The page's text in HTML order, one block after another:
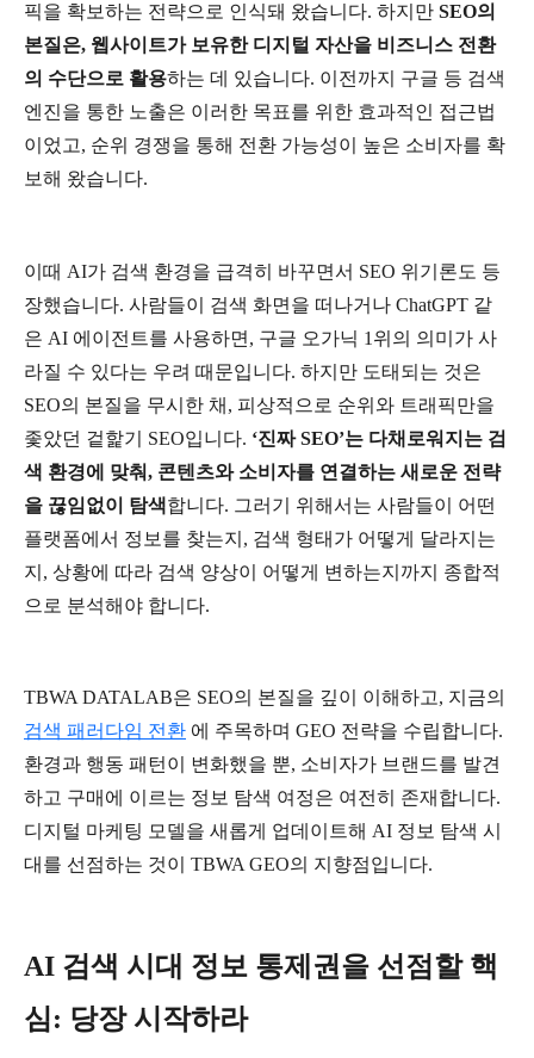
픽을 확보하는 전략으로 인식돼 왔습니다. 하지만 SEO의
본질은, 웹사이트가 보유한 디지털 자산을 비즈니스 전환
의 수단으로 활용하는 데 있습니다. 이전까지 구글 등 검색
엔진을 통한 노출은 이러한 목표를 위한 효과적인 접근법
이었고, 순위 경쟁을 통해 전환 가능성이 높은 소비자를 확
보해 왔습니다.
이때 AI가 검색 환경을 급격히 바꾸면서 SEO 위기론도 등
장했습니다. 사람들이 검색 화면을 떠나거나 ChatGPT 같
은 AI 에이전트를 사용하면 , 구글 오가닉 1 위의 의미가 사
라질 수 있다는 우려 때문입니다. 하지만 도태되는 것은
SEO의 본질을 무시한 채 , 피상적으로 순위와 트래픽만을
좇았던 겉핥기 SEO입니다. ‘진짜SEO’는 다채로워지는 검
색 환경에 맞춰, 콘텐츠와 소비자를 연결하는 새로운 전략
을 끊임없이 탐색합니다. 그러기 위해서는 사람들이
어떤
플랫폼에서 정보를 찾는지 , 검색 형태가 어떻게 달라지는
지 , 상황에 따라 검색 양상이 어떻게 변하는지까지
종합적
으로 분석해야 합니다.
TBWA DATALAB은 SEO의 본질을 깊이 이해하고, 지금의
검색 패러다임 전환 에 주목하며 GEO 전략을 수립합니다.
환경과 행동 패턴이 변화했을 뿐, 소비자가 브랜드를 발견
하고 구매에 이르는 정보 탐색 여정은 여전히 존재합니다.
디지털 마케팅 모델을 새롭게 업데이트해 AI 정보 탐색 시
대를 선점하는 것이 TBWA GEO의 지향점입니다.
AI 검색 시대 정보 통제권을 선점할 핵
심: 당장 시작하라